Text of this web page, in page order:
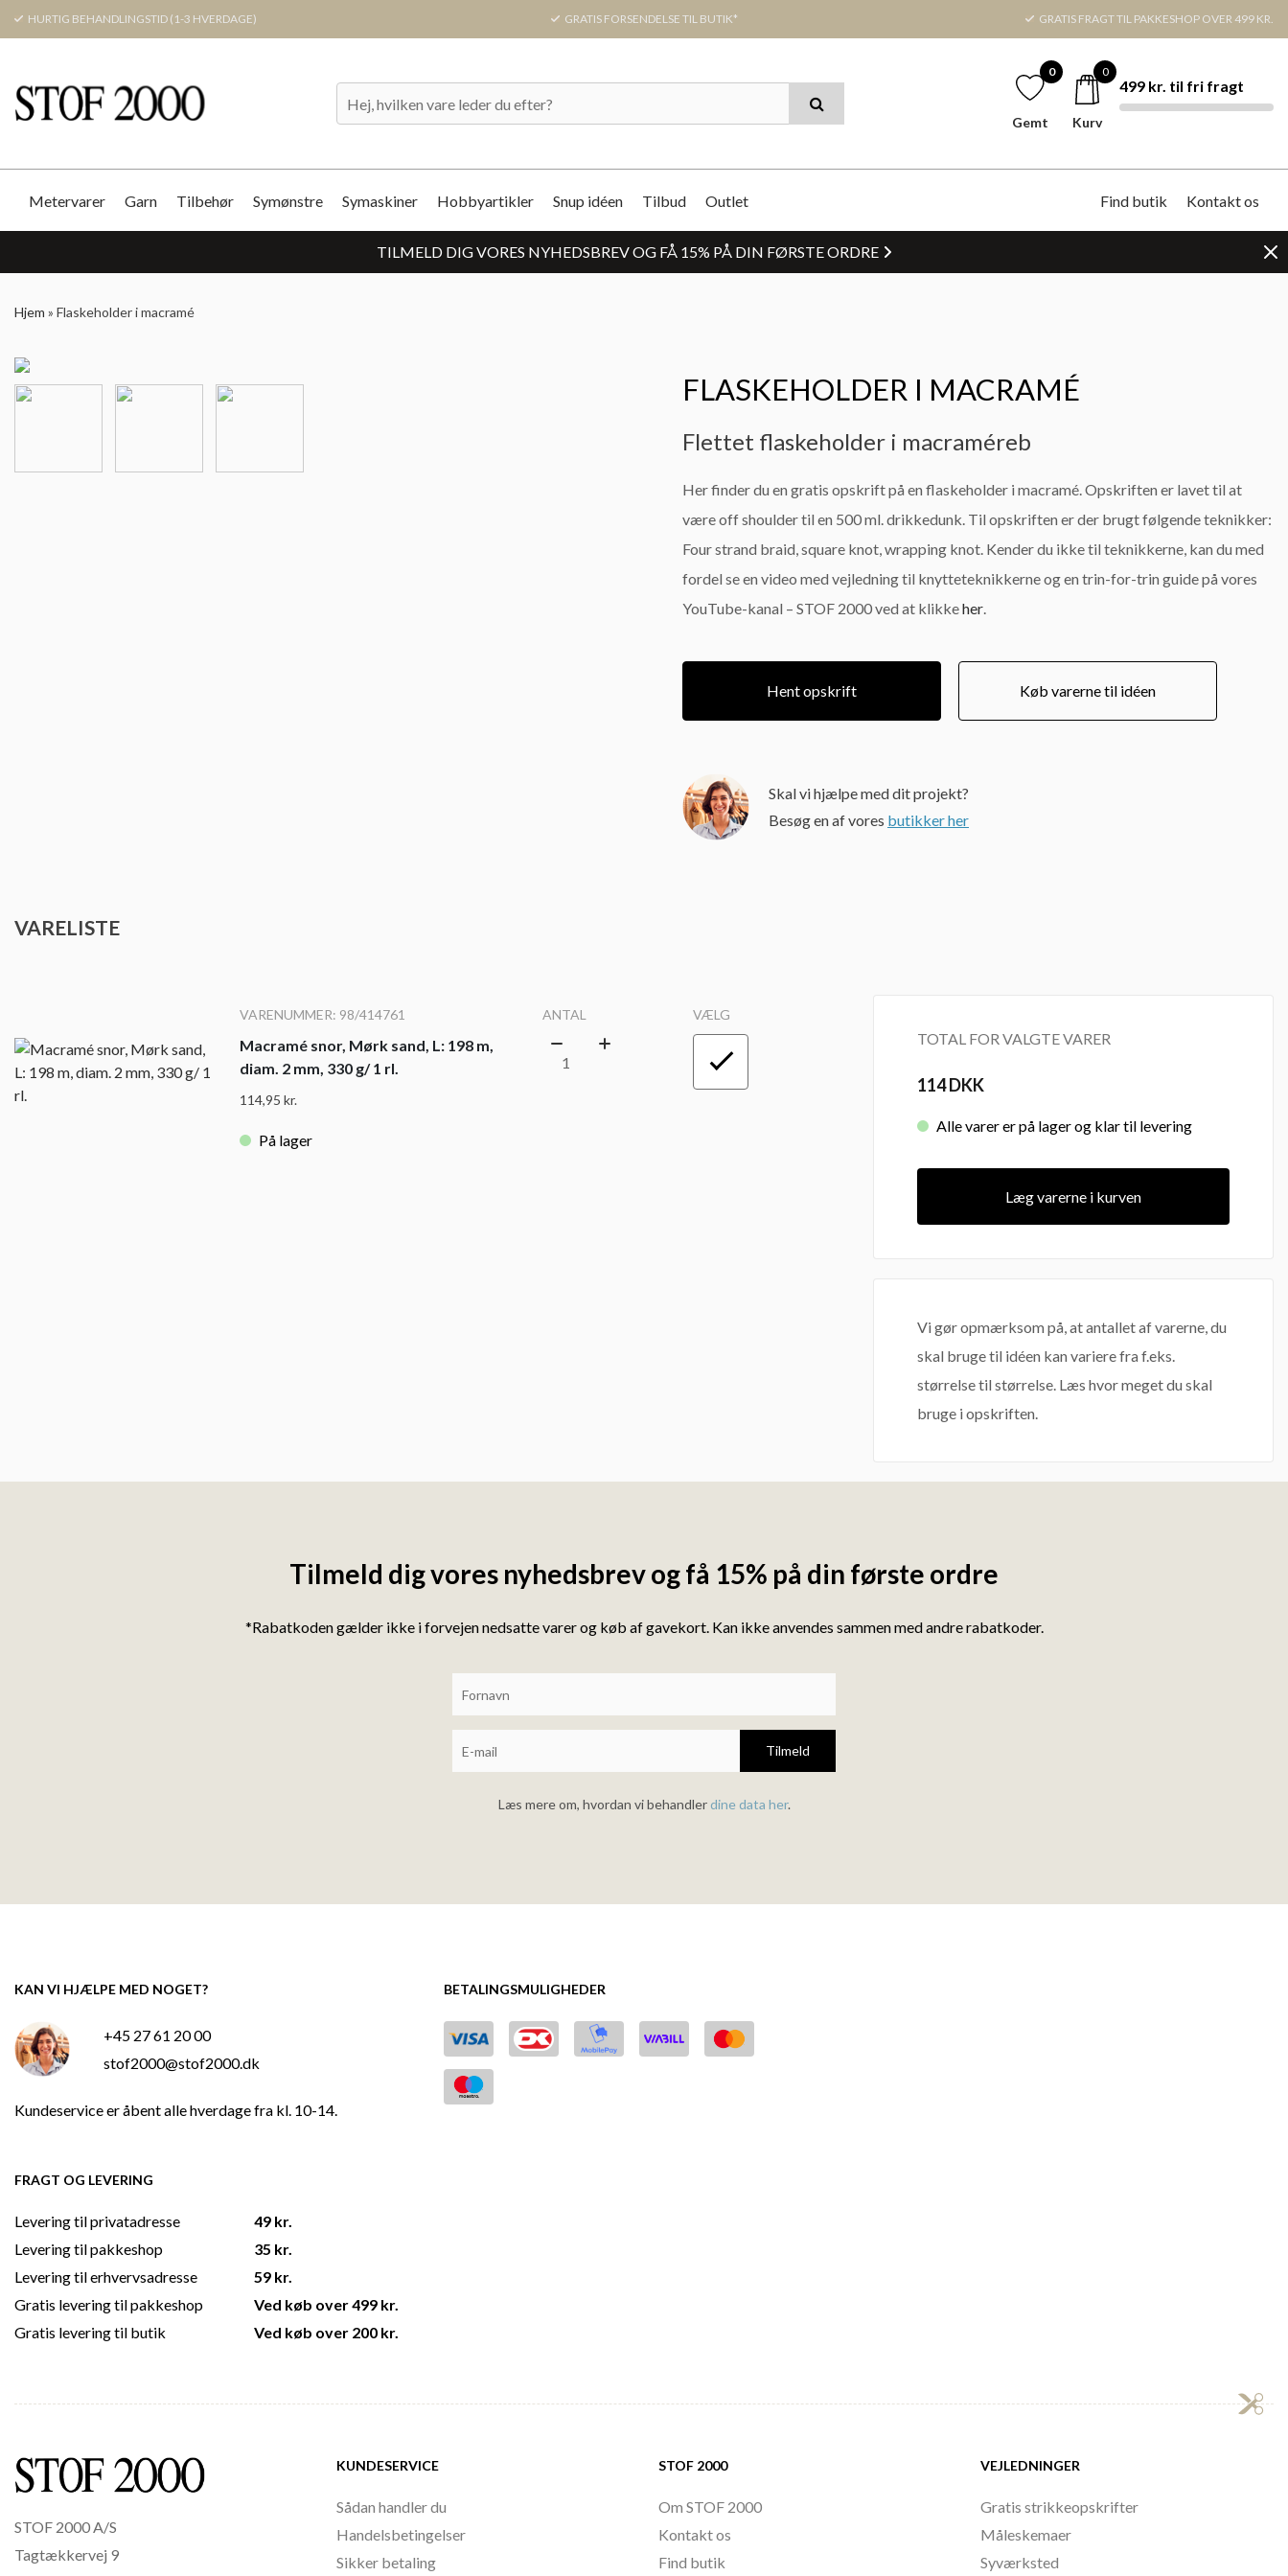
HURTIG BEHANDLINGSTID (1-3 HVERDAGE) GRATIS FORSENDELSE TIL BUTIK* GRATIS FRAGT TIL PAKKESHOP OVER 499 KR.
0
Gemt
0
Kurv
499 kr. til fri fragt
Metervarer Garn Tilbehør Symønstre Symaskiner Hobbyartikler Snup idéen Tilbud Outlet Find butik Kontakt os
TILMELD DIG VORES NYHEDSBREV OG FÅ 15% PÅ DIN FØRSTE ORDRE
Hjem » Flaskeholder i macramé
FLASKEHOLDER I MACRAMÉ
Flettet flaskeholder i macraméreb
Her finder du en gratis opskrift på en flaskeholder i macramé. Opskriften er lavet til at
være off shoulder til en 500 ml. drikkedunk. Til opskriften er der brugt følgende teknikker:
Four strand braid, square knot, wrapping knot. Kender du ikke til teknikkerne, kan du med
fordel se en video med vejledning til knytteteknikkerne og en trin-for-trin guide på vores
YouTube-kanal – STOF 2000 ved at klikkeher.
Hent opskrift Køb varerne til idéen
Skal vi hjælpe med dit projekt?
Besøg en af vores butikker her
VARELISTE
VARENUMMER: 98/414761
Macramé snor, Mørk sand, L: 198 m,
diam. 2 mm, 330 g/ 1 rl.
114,95kr.
På lager
ANTAL VÆLG
TOTAL FOR VALGTE VARER
114DKK
Alle varer er på lager og klar til levering
Læg varerne i kurven
Vi gør opmærksom på, at antallet af varerne, du
skal bruge til idéen kan variere fra f.eks.
størrelse til størrelse. Læs hvor meget du skal
bruge i opskriften.
Tilmeld dig vores nyhedsbrev og få 15% på din første ordre
*Rabatkoden gælder ikke i forvejen nedsatte varer og køb af gavekort. Kan ikke anvendes sammen med andre rabatkoder.
Tilmeld
Læs mere om, hvordan vi behandlerdine data her.
KAN VI HJÆLPE MED NOGET?
+45 27 61 20 00
stof2000@stof2000.dk
Kundeservice er åbent alle hverdage fra kl. 10-14.
BETALINGSMULIGHEDER
FRAGT OG LEVERING
Levering til privatadresse
Levering til pakkeshop
Levering til erhvervsadresse
Gratis levering til pakkeshop
Gratis levering til butik
49 kr.
35 kr.
59 kr.
Ved køb over 499 kr.
Ved køb over 200 kr.
STOF 2000 A/S
Tagtækkervej 9
KUNDESERVICE
Sådan handler du
Handelsbetingelser
Sikker betaling
STOF 2000
Om STOF 2000
Kontakt os
Find butik
VEJLEDNINGER
Gratis strikkeopskrifter
Måleskemaer
Syværksted